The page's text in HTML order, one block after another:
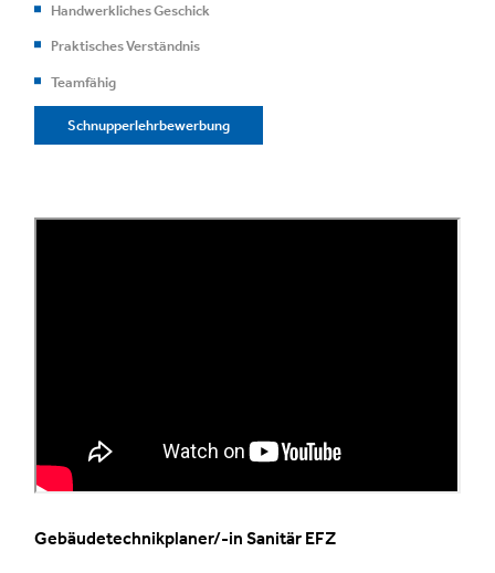
Handwerkliches Geschick
Praktisches Verständnis
Teamfähig
Schnupperlehrbewerbung
Gebäudetechnikplaner/-in Sanitär EFZ